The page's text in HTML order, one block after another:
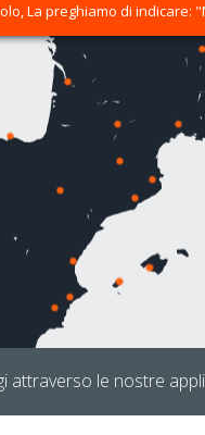
La preghiamo di indicare:
attraverso le nostre